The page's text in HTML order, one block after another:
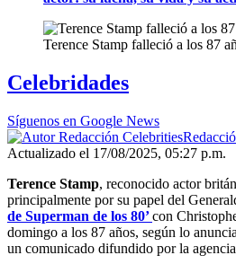
Terence Stamp falleció a los 87
Celebridades
Síguenos en Google News
Actualizado el 17/08/2025, 05:27 p.m.
Terence Stamp, reconocido actor
principalmente por su papel del
de Superman de los 80’con
domingo a los 87 años, según lo
un comunicado difundido por la